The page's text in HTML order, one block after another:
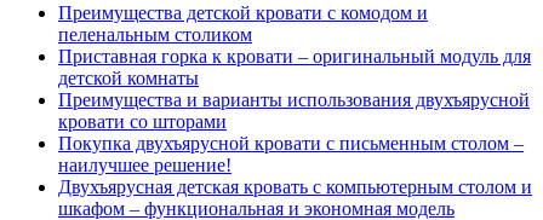
Преимущества детской кровати с комодом и
пеленальным столиком
Приставная горка к кровати – оригинальный модуль для
детской комнаты
Преимущества и варианты использования двухъярусной
кровати со шторами
Покупка двухъярусной кровати с письменным столом –
наилучшее решение!
Двухъярусная детская кровать с компьютерным столом и
шкафом – функциональная и экономная модель